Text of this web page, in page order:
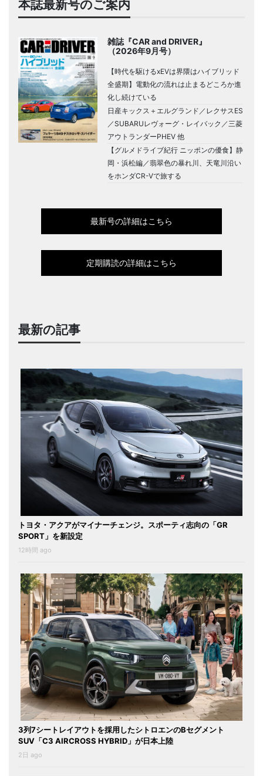
本誌最新号のご案内
雑誌『CAR and DRIVER』
（2026年9月号）
【時代を駆けるxEVは界隈はハイブリッド
全盛期】電動化の流れは止まるどころか進
化し続けている
日産キックス＋エルグランド／レクサスES
／SUBARUレヴォーグ・レイバック／三菱
アウトランダーPHEV 他
【グルメドライブ紀行 ニッポンの優食】静
岡・浜松編／翡翠色の暴れ川、天竜川沿い
をホンダCR-Vで旅する
最新号の詳細はこちら
定期購読の詳細はこちら
最新の記事
トヨタ・アクアがマイナーチェンジ。スポーティ志向の「GR
SPORT」を新設定
12時間 ago
3列7シートレイアウトを採用したシトロエンのBセグメント
SUV「C3 AIRCROSS HYBRID」が日本上陸
2日 ago